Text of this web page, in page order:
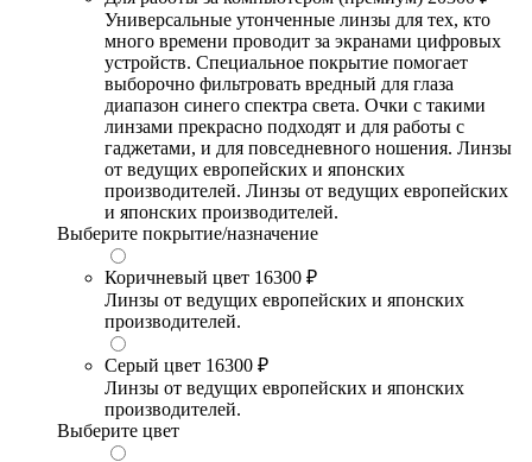
Универсальные утонченные линзы для тех, кто
много времени проводит за экранами цифровых
устройств. Специальное покрытие помогает
выборочно фильтровать вредный для глаза
диапазон синего спектра света. Очки с такими
линзами прекрасно подходят и для работы с
гаджетами, и для повседневного ношения. Линзы
от ведущих европейских и японских
производителей. Линзы от ведущих европейских
и японских производителей.
Выберите покрытие/назначение
Коричневый цвет 16300 ₽
Линзы от ведущих европейских и японских
производителей.
Серый цвет 16300 ₽
Линзы от ведущих европейских и японских
производителей.
Выберите цвет